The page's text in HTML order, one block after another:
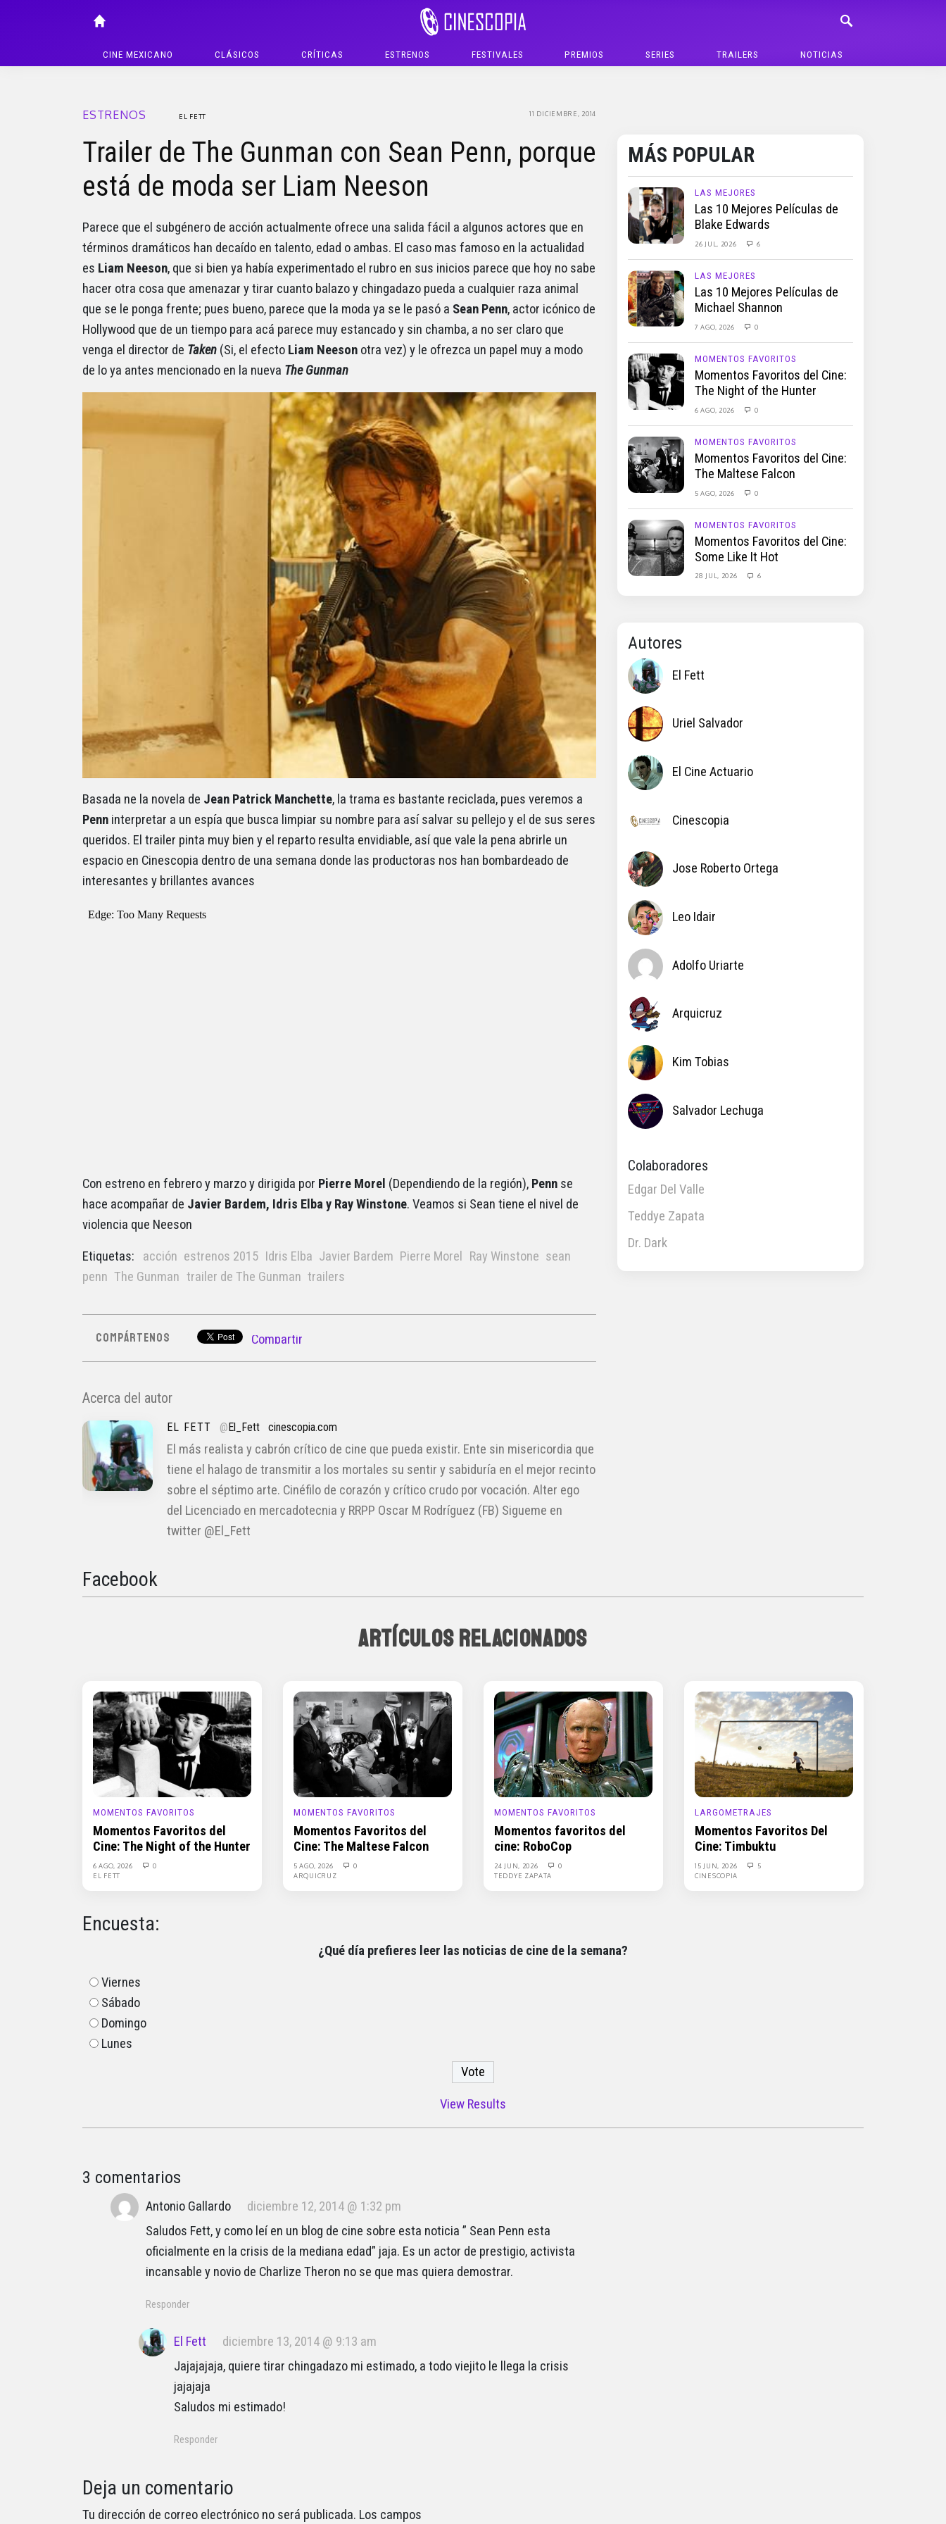
CINE MEXICANO CLÁSICOS CRÍTICAS ESTRENOS FESTIVALES PREMIOS SERIES TRAILERS NOTICIAS
ESTRENOS 11 DICIEMBRE, 2014
EL FETT
Trailer de The Gunman con Sean Penn, porque
está de moda ser Liam Neeson
Parece que el subgénero de acción actualmente ofrece una salida fácil a algunos actores que en
términos dramáticos han decaído en talento, edad o ambas. El caso mas famoso en la actualidad
es Liam Neeson, que si bien ya había experimentado el rubro en sus inicios parece que hoy no sabe
hacer otra cosa que amenazar y tirar cuanto balazo y chingadazo pueda a cualquier raza animal
que se le ponga frente; pues bueno, parece que la moda ya se le pasó a Sean Penn, actor icónico de
Hollywood que de un tiempo para acá parece muy estancado y sin chamba, a no ser claro que
venga el director de Taken (Si, el efecto Liam Neeson otra vez) y le ofrezca un papel muy a modo
de lo ya antes mencionado en la nueva The Gunman
Basada ne la novela de Jean Patrick Manchette, la trama es bastante reciclada, pues veremos a
Penn interpretar a un espía que busca limpiar su nombre para así salvar su pellejo y el de sus seres
queridos. El trailer pinta muy bien y el reparto resulta envidiable, así que vale la pena abrirle un
espacio en Cinescopia dentro de una semana donde las productoras nos han bombardeado de
interesantes y brillantes avances
Con estreno en febrero y marzo y dirigida por Pierre Morel (Dependiendo de la región), Penn se
hace acompañar de Javier Bardem, Idris Elba y Ray Winstone. Veamos si Sean tiene el nivel de
violencia que Neeson
Etiquetas: acción estrenos 2015 Idris Elba Javier Bardem Pierre Morel Ray Winstone sean
penn The Gunman trailer de The Gunman trailers
COMPÁRTENOS Compartir
Acerca del autor
EL FETT @El_Fett cinescopia.com
El más realista y cabrón crítico de cine que pueda existir. Ente sin misericordia que
tiene el halago de transmitir a los mortales su sentir y sabiduría en el mejor recinto
sobre el séptimo arte. Cinéfilo de corazón y crítico crudo por vocación. Alter ego
del Licenciado en mercadotecnia y RRPP Oscar M Rodríguez (FB) Sigueme en
twitter @El_Fett
MÁS POPULAR
LAS MEJORES
Las 10 Mejores Películas de
Blake Edwards
26 JUL, 2026 6
LAS MEJORES
Las 10 Mejores Películas de
Michael Shannon
7 AGO, 2026 0
MOMENTOS FAVORITOS
Momentos Favoritos del Cine:
The Night of the Hunter
6 AGO, 2026 0
MOMENTOS FAVORITOS
Momentos Favoritos del Cine:
The Maltese Falcon
5 AGO, 2026 0
MOMENTOS FAVORITOS
Momentos Favoritos del Cine:
Some Like It Hot
28 JUL, 2026 6
Autores
El Fett
Uriel Salvador
El Cine Actuario
Cinescopia
Jose Roberto Ortega
Leo Idair
Adolfo Uriarte
Arquicruz
Kim Tobias
Salvador Lechuga
Colaboradores
Edgar Del Valle
Teddye Zapata
Dr. Dark
Facebook
ARTÍCULOS RELACIONADOS
MOMENTOS FAVORITOS
Momentos Favoritos del
Cine: The Night of the Hunter
6 AGO, 2026
0
EL FETT
MOMENTOS FAVORITOS
Momentos Favoritos del
Cine: The Maltese Falcon
5 AGO, 2026
0
ARQUICRUZ
MOMENTOS FAVORITOS
Momentos favoritos del
cine: RoboCop
24 JUN, 2026
0
TEDDYE ZAPATA
LARGOMETRAJES
Momentos Favoritos Del
Cine: Timbuktu
15 JUN, 2026
5
CINESCOPIA
Encuesta:
¿Qué día prefieres leer las noticias de cine de la semana?
Viernes
Sábado
Domingo
Lunes
View Results
3 comentarios
Antonio Gallardo
diciembre 12, 2014 @ 1:32 pm
Saludos Fett, y como leí en un blog de cine sobre esta noticia ” Sean Penn esta
oficialmente en la crisis de la mediana edad” jaja. Es un actor de prestigio, activista
incansable y novio de Charlize Theron no se que mas quiera demostrar.
Responder
El Fett
diciembre 13, 2014 @ 9:13 am
Jajajajaja, quiere tirar chingadazo mi estimado, a todo viejito le llega la crisis
jajajaja
Saludos mi estimado!
Responder
Deja un comentario
Tu dirección de correo electrónico no será publicada. Los campos